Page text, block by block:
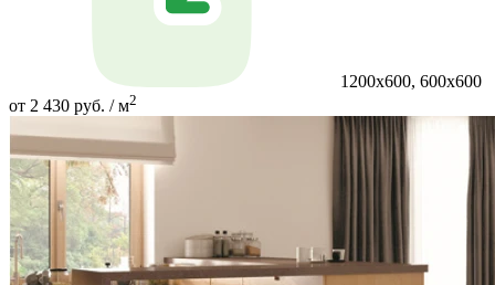
1200x600, 600x600
от 2 430 руб. / м2